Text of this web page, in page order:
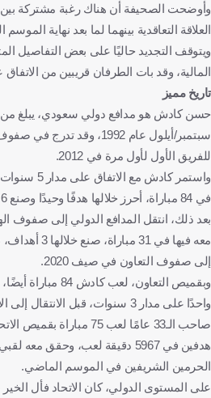
وأوضحت الصحيفة أن هناك رغبة مشتركة بين
العلاقة التعاقدية بينهما لما بعد نهاية الموسم
ويتوقف التجديد حاليًا على بعض التفاصيل
المالية، وقد بات الطرفان قريبين من الاتفاق
تاريخ مميز
سبتمبر/أيلول عام 1992، وقد
للفريق الأول لأول مرة في 2012.
في 84 مباراة، أحرز خلالها هدفًا وحيدًا وصنع 6 أهداف.
معه فيها في 31
إلى صفوف التعاون في صيف 2020.
واحدًا على مدار 3 سنوات، قبل الانتقال إلى الاتحاد في صيف 2023.
هدفين في 5967 دقيقة لعب، وحقق
الحرمين الشريفين في الموسم الماضي.
على المستوى الدولي، كان الاتحاد فأل